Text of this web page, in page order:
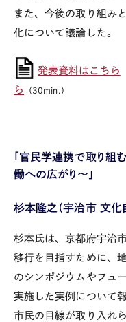
また、今後の取り組み
化について議論した。
発表資料はこちら
ら
（30min.）
「官民学連携で取り組
働への広がり～」
杉本隆之（宇治市 文化
杉本氏は、京都府宇治
移行を目指すために、
のシンポジウムやフュ
実施した実例について
市民の目線が取り入れ